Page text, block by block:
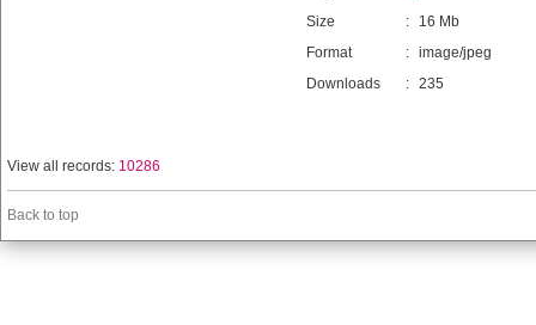
Size
:
16 Mb
Format
: image/jpeg
Downloads
: 235
View all records: 10286
Back to top